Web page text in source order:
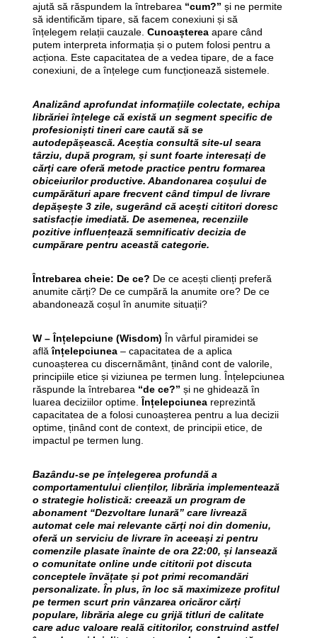
ajută să răspundem la întrebarea “cum?” și ne permite
să identificăm tipare, să facem conexiuni și să
înțelegem relații cauzale. Cunoaștereaapare când
putem interpreta informația și o putem folosi pentru a
acționa. Este capacitatea de a vedea tipare, de a face
conexiuni, de a înțelege cum funcționează sistemele.
Analizând aprofundat informațiile colectate, echipa
librăriei înțelege că există un segment specific de
profesioniști tineri care caută să se
autodepășească. Aceștia consultă site-ul seara
târziu, după program, și sunt foarte interesați de
cărți care oferă metode practice pentru formarea
obiceiurilor productive. Abandonarea coșului de
cumpărături apare frecvent când timpul de livrare
depășește 3 zile, sugerând că acești cititori doresc
satisfacție imediată. De asemenea, recenziile
pozitive influențează semnificativ decizia de
cumpărare pentru această categorie.
Întrebarea cheie: De ce? De ce acești clienți preferă
anumite cărți? De ce cumpără la anumite ore? De ce
abandonează coșul în anumite situații?
W – Înțelepciune (Wisdom) În vârful piramidei se
aflăînțelepciunea– capacitatea de a aplica
cunoașterea cu discernământ, ținând cont de valorile,
principiile etice și viziunea pe termen lung. Înțelepciunea
răspunde la întrebarea “de ce?” și ne ghidează în
luarea deciziilor optime. Înțelepciunea reprezintă
capacitatea de a folosi cunoașterea pentru a lua decizii
optime, ținând cont de context, de principii etice, de
impactul pe termen lung.
Bazându-se pe înțelegerea profundă a
comportamentului clienților, librăria implementează
o strategie holistică: creează un program de
abonament “Dezvoltare lunară” care livrează
automat cele mai relevante cărți noi din domeniu,
oferă un serviciu de livrare în aceeași zi pentru
comenzile plasate înainte de ora 22:00, și lansează
o comunitate online unde cititorii pot discuta
conceptele învățate și pot primi recomandări
personalizate. În plus, în loc să maximizeze profitul
pe termen scurt prin vânzarea oricăror cărți
populare, librăria alege cu grijă titluri de calitate
care aduc valoare reală cititorilor, construind astfel